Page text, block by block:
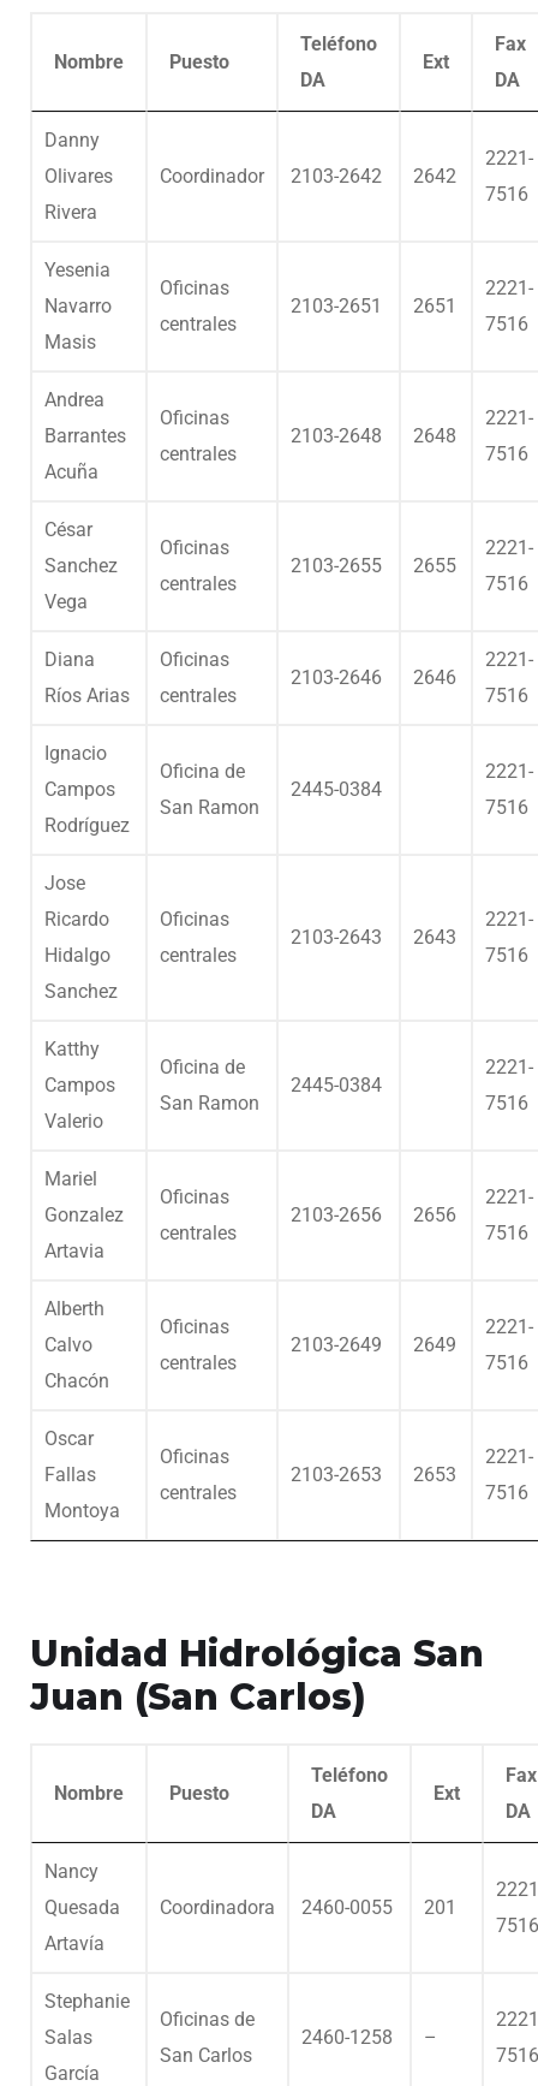
Nombre Puesto
Teléfono
DA
Ext
Fax
DA
Danny
Olivares
Rivera
Coordinador 2103-2642 2642
2221-
7516
Yesenia
Navarro
Masis
Oficinas
centrales
2103-2651 2651
2221-
7516
Andrea
Barrantes
Acuña
Oficinas
centrales
2103-2648 2648
2221-
7516
César
Sanchez
Vega
Oficinas
centrales
2103-2655 2655
2221-
7516
Diana
Ríos Arias
Oficinas
centrales
2103-2646 2646
2221-
7516
Ignacio
Campos
Rodríguez
Oficina de
San Ramon
2445-0384
2221-
7516
Jose
Ricardo
Hidalgo
Sanchez
Oficinas
centrales
2103-2643 2643
2221-
7516
Katthy
Campos
Valerio
Oficina de
San Ramon
2445-0384
2221-
7516
Mariel
Gonzalez
Artavia
Oficinas
centrales
2103-2656 2656
2221-
7516
Alberth
Calvo
Chacón
Oficinas
centrales
2103-2649 2649
2221-
7516
Oscar
Fallas
Montoya
Oficinas
centrales
2103-2653 2653
2221-
7516
Unidad Hidrológica San
Juan (San Carlos)
Nombre Puesto
Teléfono
DA
Ext
Fax
DA
Nancy
Quesada
Artavía
Coordinadora 2460-0055 201
7516
Stephanie
Salas
García
Oficinas de
San Carlos
2460-1258 –
7516